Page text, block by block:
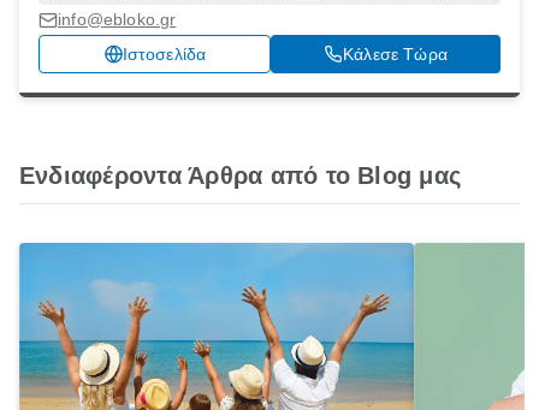
info@ebloko.gr
Ιστοσελίδα
Κάλεσε Τώρα
Ενδιαφέροντα Άρθρα από το Blog μας